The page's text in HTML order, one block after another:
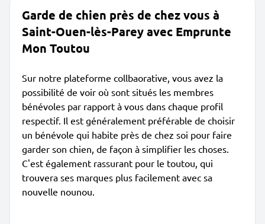
Garde de chien près de chez vous à
Saint-Ouen-lès-Parey avec Emprunte
Mon Toutou
Sur notre plateforme collbaorative, vous avez la
possibilité de voir où sont situés les membres
bénévoles par rapport à vous dans chaque profil
respectif. Il est généralement préférable de choisir
un bénévole qui habite près de chez soi pour faire
garder son chien, de façon à simplifier les choses.
C'est également rassurant pour le toutou, qui
trouvera ses marques plus facilement avec sa
nouvelle nounou.